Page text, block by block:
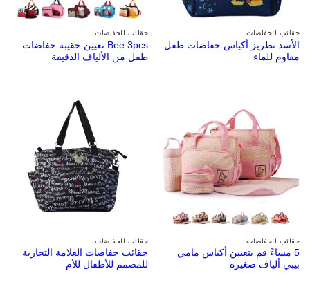
حقائب الحفاضات
الأسد تطريز أكياس حفاضات طفل
مقاوم للماء
حقائب الحفاضات
Bee 3pcs تعيين حقيبة حفاضات
طفل من الألياف الدقيقة
حقائب الحفاضات
5 مساءً قم بتعيين أكياس مامي
بيبي ألياف صغيرة
حقائب الحفاضات
حقائب حفاضات العلامة التجارية
للمصمم للأطفال للأم